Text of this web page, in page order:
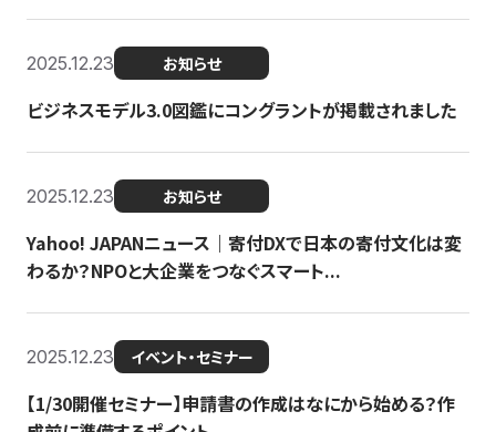
2025.12.23 お知らせ
ビジネスモデル3.0図鑑にコングラントが掲載されました
2025.12.23 お知らせ
Yahoo! JAPANニュース｜寄付DXで日本の寄付文化は変
わるか？NPOと大企業をつなぐスマート...
2025.12.23 イベント・セミナー
【1/30開催セミナー】申請書の作成はなにから始める？作